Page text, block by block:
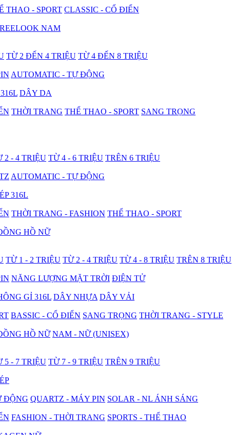
THAO - SPORT CLASSIC - CỔ ĐIỂN
NAM
TỪ 2 ĐẾN 4 TRIỆU TỪ 4 ĐẾN 8 TRIỆU
AUTOMATIC - TỰ ĐỘNG
DÂY DA
THỜI TRANG THỂ THAO - SPORT SANG TRỌNG
2 - 4 TRIỆU TỪ 4 - 6 TRIỆU TRÊN 6 TRIỆU
AUTOMATIC - TỰ ĐỘNG
316L
THỜI TRANG - FASHION THỂ THAO - SPORT
HỒ NỮ
TỪ 1 - 2 TRIỆU TỪ 2 - 4 TRIỆU TỪ 4 - 8 TRIỆU TRÊN 8 TRIỆU
NĂNG LƯỢNG MẶT TRỜI ĐIỆN TỬ
GỈ 316L DÂY NHỰA DÂY VẢI
BASSIC - CỔ ĐIỂN SANG TRỌNG THỜI TRANG - STYLE
HỒ NỮ NAM - NỮ (UNISEX)
5 - 7 TRIỆU TỪ 7 - 9 TRIỆU TRÊN 9 TRIỆU
ĐỘNG QUARTZ - MÁY PIN SOLAR - NL ÁNH SÁNG
FASHION - THỜI TRANG SPORTS - THỂ THAO